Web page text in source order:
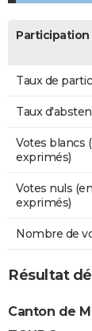
Taux de
Taux
Votes blancs
exprimés)
Votes nuls
exprimés)
Nombre de
Résultat
Canton de